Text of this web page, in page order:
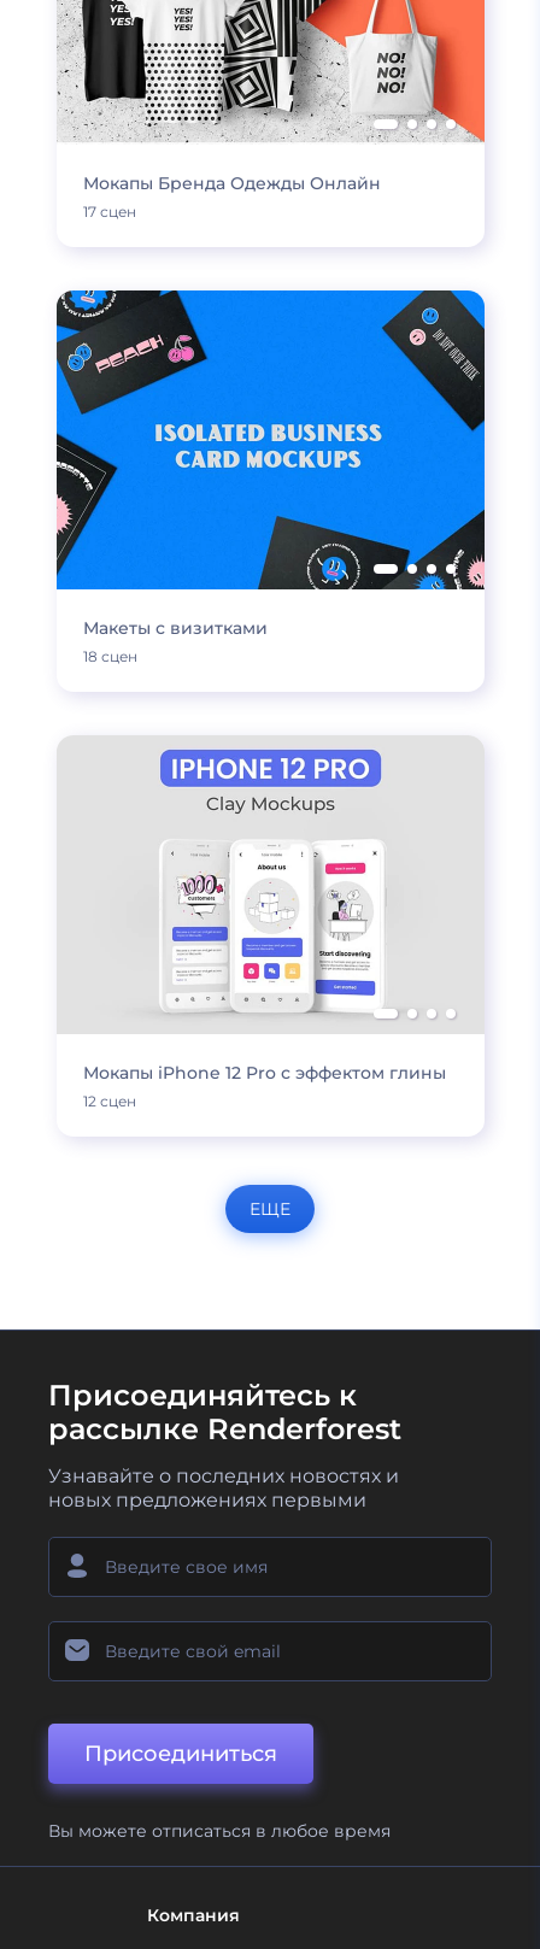
Мокапы Бренда Одежды Онлайн
17 сцен
Макеты с визитками
18 сцен
Мокапы iPhone 12 Pro с эффектом глины
12 сцен
ЕЩЕ
Присоединяйтесь к
рассылке Renderforest
Узнавайте о последних новостях и
новых предложениях первыми
Присоединиться
Вы можете отписаться в любое время
Компания